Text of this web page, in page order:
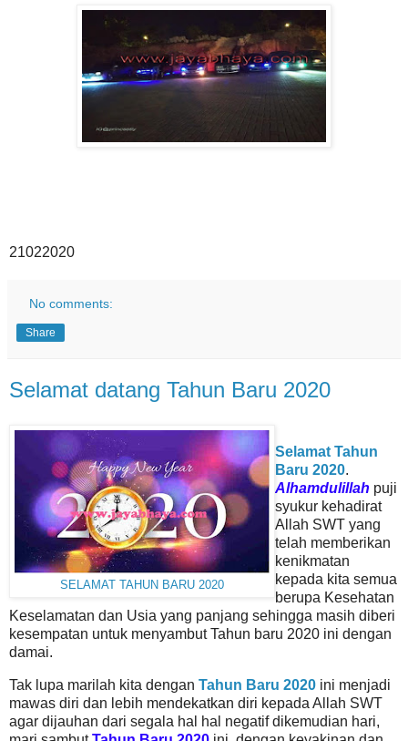
21022020
No comments:
Share
Selamat datang Tahun Baru 2020
SELAMAT TAHUN BARU 2020
Selamat Tahun
Baru 2020.
Alhamdulillah puji
syukur kehadirat
Allah SWT yang
telah memberikan
kenikmatan
kepada kita semua
berupa Kesehatan
Keselamatan dan Usia yang panjang sehingga masih diberi
kesempatan untuk menyambut Tahun baru 2020 ini dengan
damai.
Tak lupa marilah kita dengan Tahun Baru 2020 ini menjadi
mawas diri dan lebih mendekatkan diri kepada Allah SWT
agar dijauhan dari segala hal hal negatif dikemudian hari,